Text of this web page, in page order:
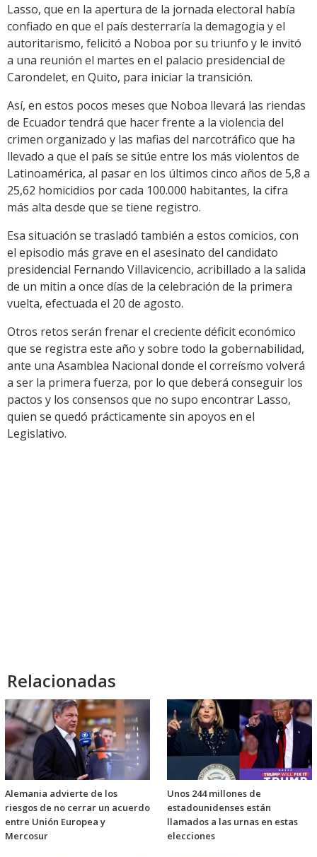
Lasso, que en la apertura de la jornada electoral había
confiado en que el país desterraría la demagogia y el
autoritarismo, felicitó a Noboa por su triunfo y le invitó
a una reunión el martes en el palacio presidencial de
Carondelet, en Quito, para iniciar la transición.
Así, en estos pocos meses que Noboa llevará las riendas
de Ecuador tendrá que hacer frente a la violencia del
crimen organizado y las mafias del narcotráfico que ha
llevado a que el país se sitúe entre los más violentos de
Latinoamérica, al pasar en los últimos cinco años de 5,8 a
25,62 homicidios por cada 100.000 habitantes, la cifra
más alta desde que se tiene registro.
Esa situación se trasladó también a estos comicios, con
el episodio más grave en el asesinato del candidato
presidencial Fernando Villavicencio, acribillado a la salida
de un mitin a once días de la celebración de la primera
vuelta, efectuada el 20 de agosto.
Otros retos serán frenar el creciente déficit económico
que se registra este año y sobre todo la gobernabilidad,
ante una Asamblea Nacional donde el correísmo volverá
a ser la primera fuerza, por lo que deberá conseguir los
pactos y los consensos que no supo encontrar Lasso,
quien se quedó prácticamente sin apoyos en el
Legislativo.
Relacionadas
Alemania advierte de los
riesgos de no cerrar un acuerdo
entre Unión Europea y
Mercosur
Unos 244 millones de
estadounidenses están
llamados a las urnas en estas
elecciones